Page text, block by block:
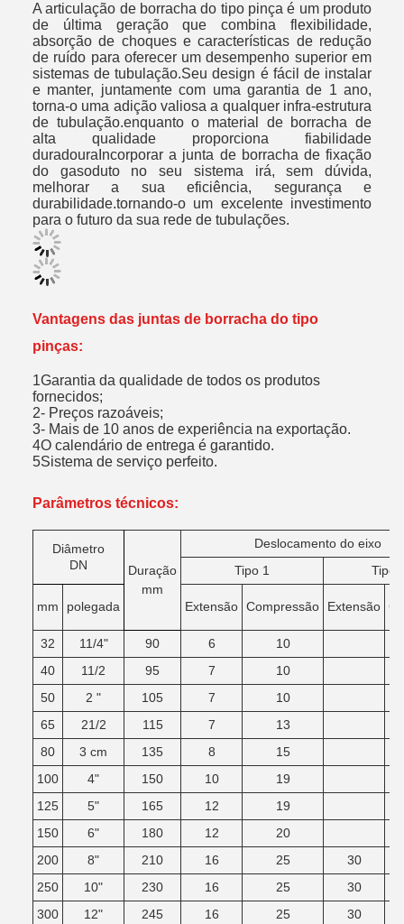
A articulação de borracha do tipo pinça é um produto
de última geração que combina flexibilidade,
absorção de choques e características de redução
de ruído para oferecer um desempenho superior em
sistemas de tubulação.Seu design é fácil de instalar
e manter, juntamente com uma garantia de 1 ano,
torna-o uma adição valiosa a qualquer infra-estrutura
de tubulação.enquanto o material de borracha de
alta qualidade proporciona fiabilidade
duradouraIncorporar a junta de borracha de fixação
do gasoduto no seu sistema irá, sem dúvida,
melhorar a sua eficiência, segurança e
durabilidade.tornando-o um excelente investimento
para o futuro da sua rede de tubulações.
Vantagens das juntas de borracha do tipo
pinças:
1Garantia da qualidade de todos os produtos
fornecidos;
2- Preços razoáveis;
3- Mais de 10 anos de experiência na exportação.
4O calendário de entrega é garantido.
5Sistema de serviço perfeito.
Parâmetros técnicos:
Diâmetro
DN
Duração
mm
Deslocamento do eixo
Tipo 1
Tipo
mm polegada Extensão Compressão Extensão
32 11/4" 90 6
10
40
11/2 95 7
10
50
2 " 105 7
10
65
21/2 115 7
13
80
3 cm 135 8
15
100
4" 150 10
19
125
5" 165 12
19
150
6" 180 12
20
200
8" 210 16 25
30
250
10" 230 16 25
30
300
12" 245 16 25 30